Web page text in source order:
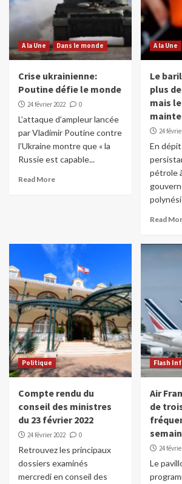
A la Une Dans le monde
Crise ukrainienne:
Poutine défie le monde
24 février 2022 0
L’attaque d’ampleur lancée
par Vladimir Poutine contre
l’Ukraine montre que « la
Russie est capable...
Read More
A la Une
Le
plus
mais
24
En
pétrole
Read
Politique
Compte rendu du
conseil des ministres
du 23 février 2022
24 février 2022 0
Retrouvez les principaux
dossiers examinés
mercredi en conseil des
Flash
Air
de
24
Le